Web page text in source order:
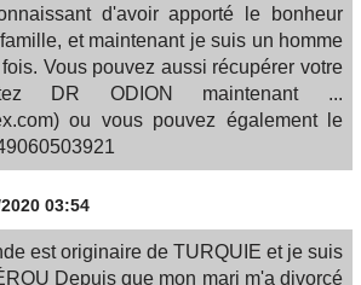
d'avoir apporté le bonheur
et maintenant je suis un homme
Vous pouvez aussi récupérer votre
DR ODION maintenant ...
ou vous pouvez également le
03:54
est originaire de TURQUIE et je suis
Depuis que mon mari m'a divorcé